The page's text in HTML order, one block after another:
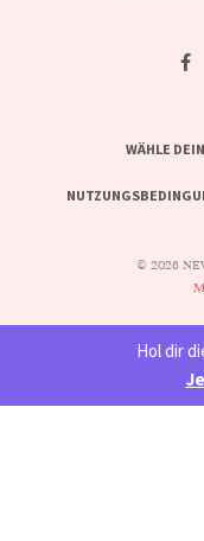
WÄHLE
© 2026
Hol dir